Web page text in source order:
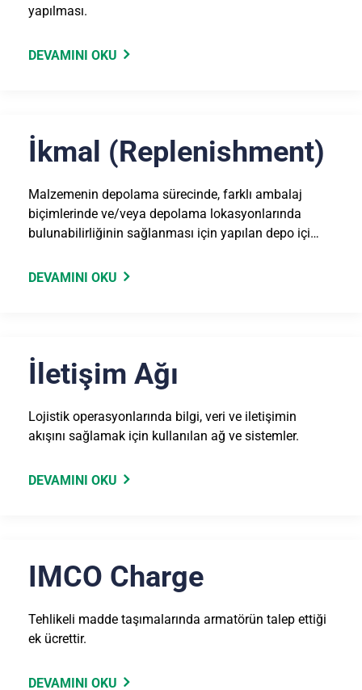
yapılması.
DEVAMINI OKU
İkmal (Replenishment)
Malzemenin depolama sürecinde, farklı ambalaj
biçimlerinde ve/veya depolama lokasyonlarında
bulunabilirliğinin sağlanması için yapılan depo içi…
DEVAMINI OKU
İletişim Ağı
Lojistik operasyonlarında bilgi, veri ve iletişimin
akışını sağlamak için kullanılan ağ ve sistemler.
DEVAMINI OKU
IMCO Charge
Tehlikeli madde taşımalarında armatörün talep ettiği
ek ücrettir.
DEVAMINI OKU